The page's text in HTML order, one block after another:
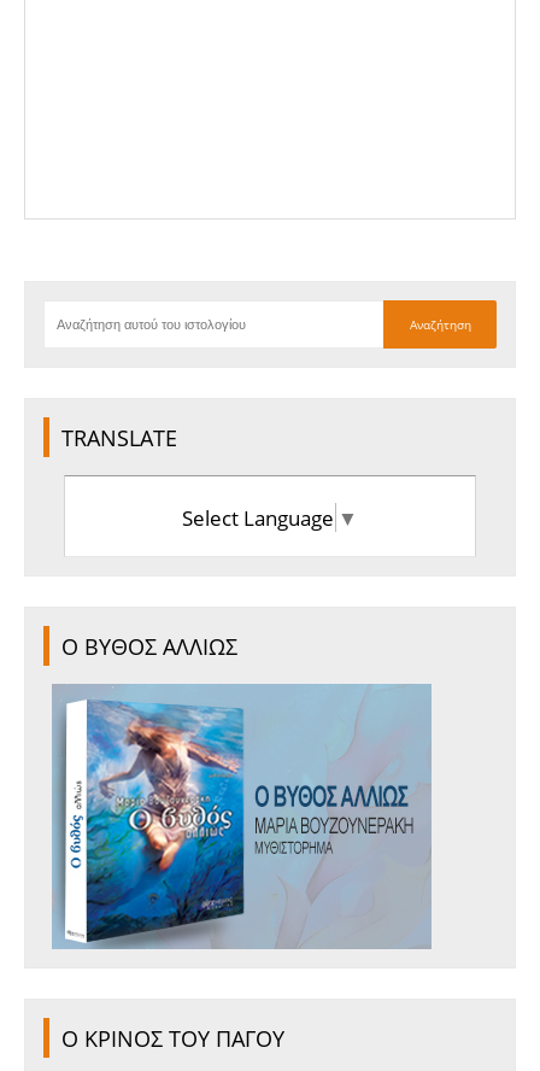
TRANSLATE
Select Language ▼
Ο ΒΥΘΟΣ ΑΛΛΙΩΣ
Ο ΚΡΙΝΟΣ ΤΟΥ ΠΑΓΟΥ